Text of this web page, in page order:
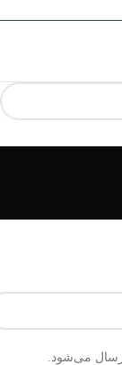
می‌شود.